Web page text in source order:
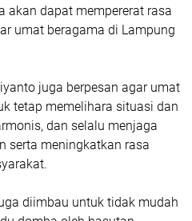
akan dapat mempererat rasa
umat beragama di Lampung
juga berpesan agar umat
tetap memelihara situasi dan
dan selalu menjaga
serta meningkatkan rasa
diimbau untuk tidak mudah